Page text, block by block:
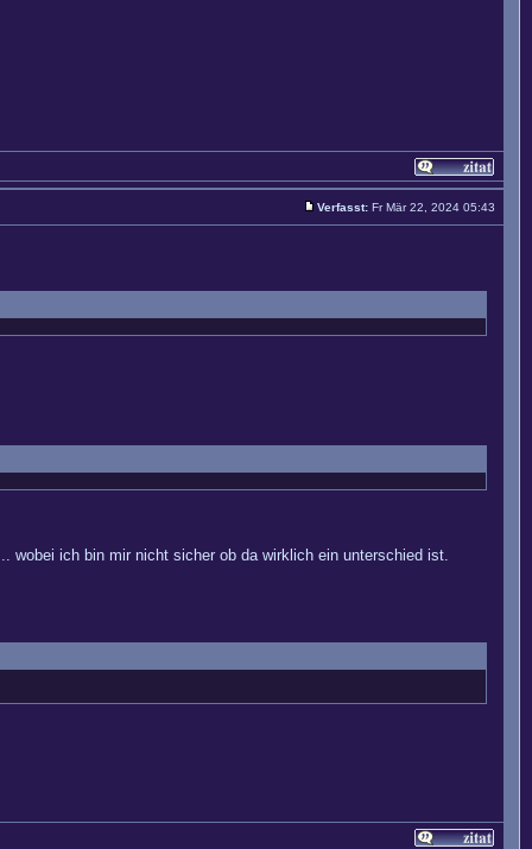
Verfasst: Fr Mär 22, 2024 05:43
wobei ich bin mir nicht sicher ob da wirklich ein unterschied ist.